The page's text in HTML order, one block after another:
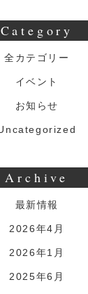
Category
全カテゴリー
イベント
お知らせ
Archive
最新情報
2026年4月
2026年1月
2025年6月